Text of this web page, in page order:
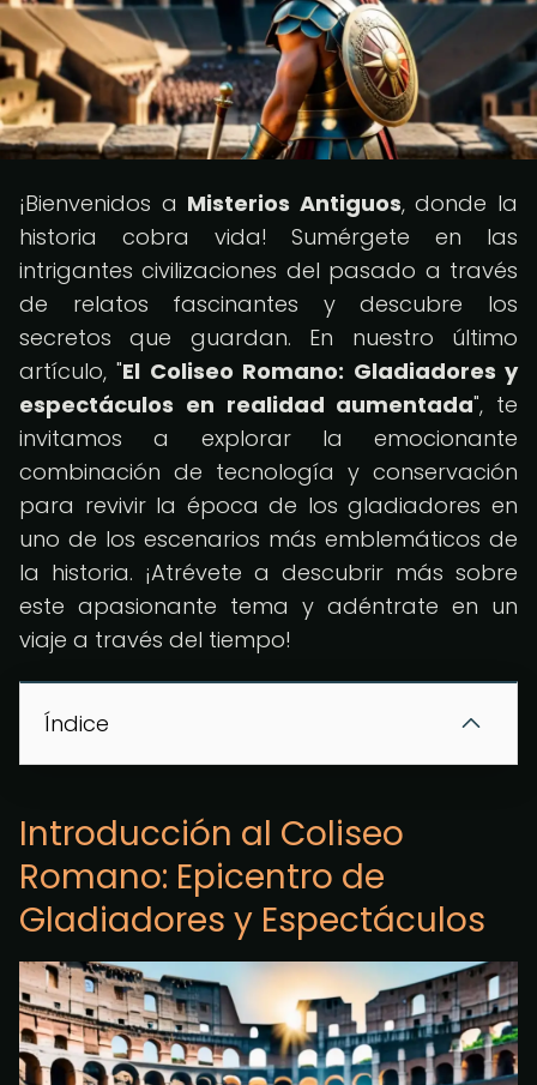
¡Bienvenidos a Misterios Antiguos, donde la
historia cobra vida! Sumérgete en las
intrigantes civilizaciones del pasado a través
de relatos fascinantes y descubre los
secretos que guardan. En nuestro último
artículo, "El Coliseo Romano: Gladiadores y
espectáculos en realidad aumentada", te
invitamos a explorar la emocionante
combinación de tecnología y conservación
para revivir la época de los gladiadores en
uno de los escenarios más emblemáticos de
la historia. ¡Atrévete a descubrir más sobre
este apasionante tema y adéntrate en un
viaje a través del tiempo!
Índice
Introducción al Coliseo
Romano: Epicentro de
Gladiadores y Espectáculos